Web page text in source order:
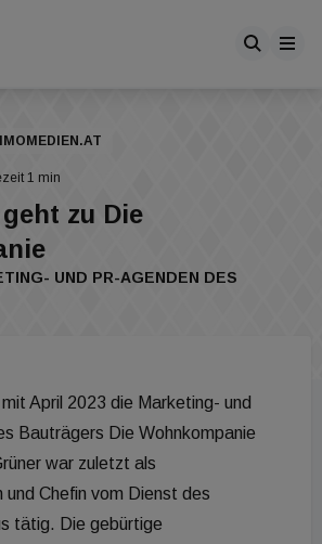
1 min
zu Die
UND PR-AGENDEN DES
mit April 2023 die Marketing- und
Bauträgers Die Wohnkompanie
war zuletzt als
und Chefin vom Dienst des
tätig. Die gebürtige